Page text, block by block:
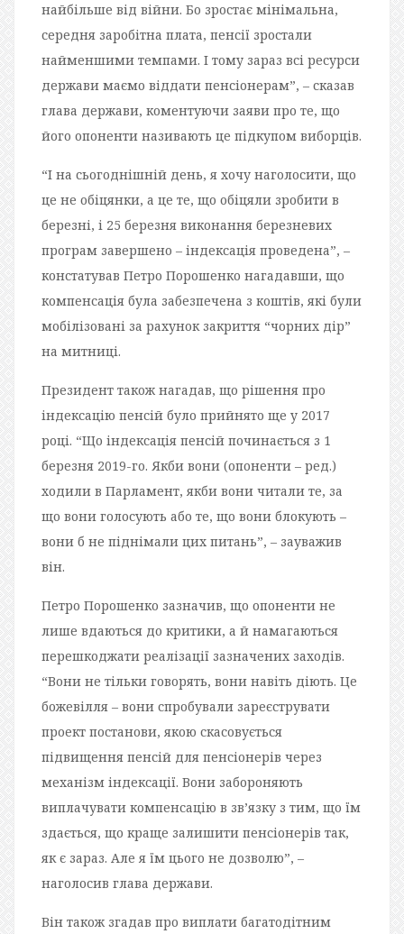
найбільше від війни. Бо зростає мінімальна,
середня заробітна плата, пенсії зростали
найменшими темпами. І тому зараз всі ресурси
держави маємо віддати пенсіонерам”, – сказав
глава держави, коментуючи заяви про те, що
його опоненти називають це підкупом виборців.
“І на сьогоднішній день, я хочу наголосити, що
це не обіцянки, а це те, що обіцяли зробити в
березні, і 25 березня виконання березневих
програм завершено – індексація проведена”, –
констатував Петро Порошенко нагадавши, що
компенсація була забезпечена з коштів, які були
мобілізовані за рахунок закриття “чорних дір”
на митниці.
Президент також нагадав, що рішення про
індексацію пенсій було прийнято ще у 2017
році. “Що індексація пенсій починається з 1
березня 2019-го. Якби вони (опоненти – ред.)
ходили в Парламент, якби вони читали те, за
що вони голосують або те, що вони блокують –
вони б не піднімали цих питань”, – зауважив
він.
Петро Порошенко зазначив, що опоненти не
лише вдаються до критики, а й намагаються
перешкоджати реалізації зазначених заходів.
“Вони не тільки говорять, вони навіть діють. Це
божевілля – вони спробували зареєструвати
проект постанови, якою скасовується
підвищення пенсій для пенсіонерів через
механізм індексації. Вони забороняють
виплачувати компенсацію в зв’язку з тим, що їм
здається, що краще залишити пенсіонерів так,
як є зараз. Але я їм цього не дозволю”, –
наголосив глава держави.
Він також згадав про виплати багатодітним